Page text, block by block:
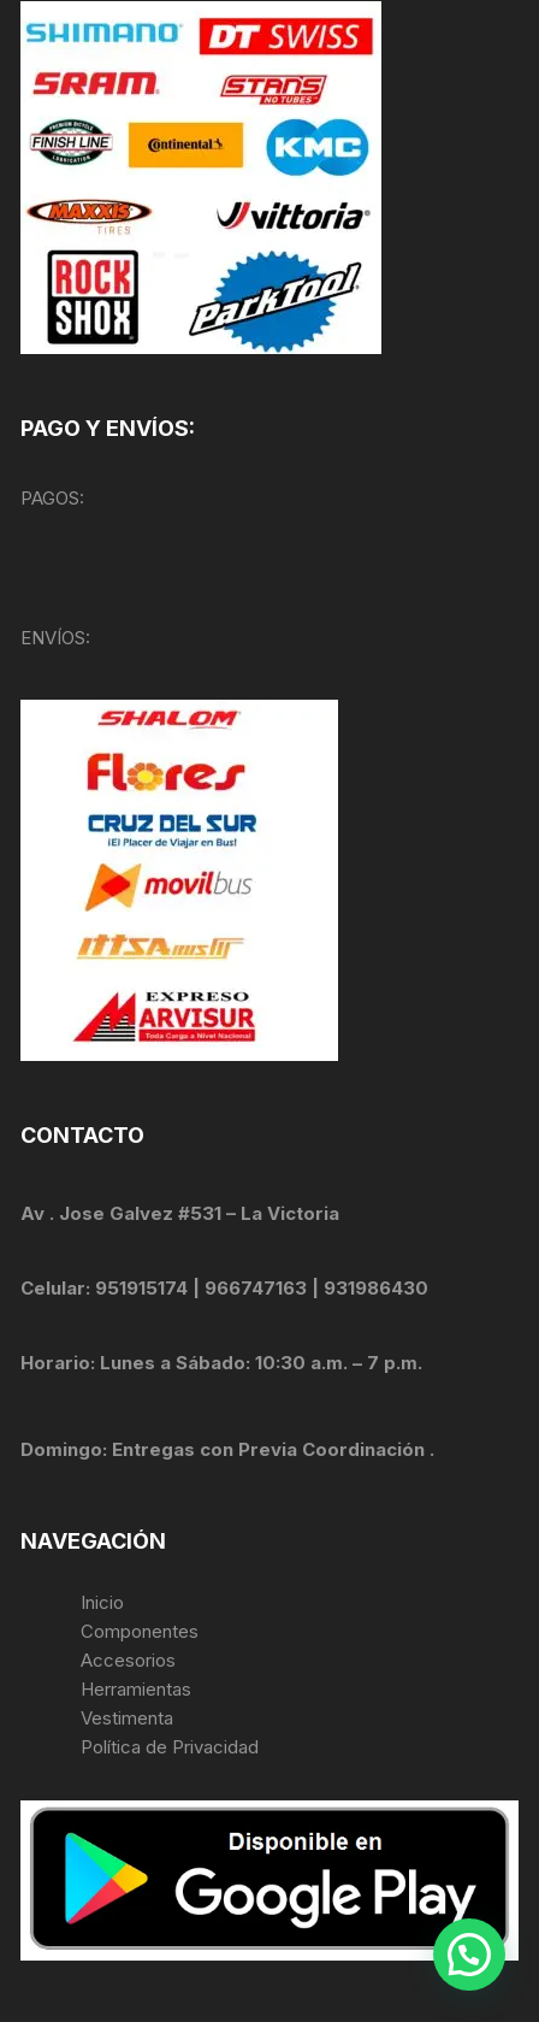
PAGO Y ENVÍOS:
PAGOS:
ENVÍOS:
CONTACTO
Av . Jose Galvez #531 – La Victoria
Celular: 951915174 | 966747163 | 931986430
Horario: Lunes a Sábado: 10:30 a.m. – 7 p.m.
Domingo: Entregas con Previa Coordinación .
NAVEGACIÓN
Inicio
Componentes
Accesorios
Herramientas
Vestimenta
Política de Privacidad